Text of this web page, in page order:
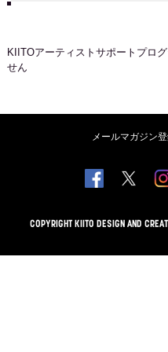
KIITOアーティストサポートプロ
せん
メールマガジン
COPYRIGHT KIITO DESIGN AND